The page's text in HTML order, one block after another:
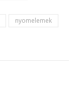
nyomelemek